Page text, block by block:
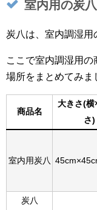
室内用の炭
炭八は、室内調湿用
ここで室内調湿用
場所をまとめてみま
商品名
大きさ(横
さ)
室内用炭八
炭八